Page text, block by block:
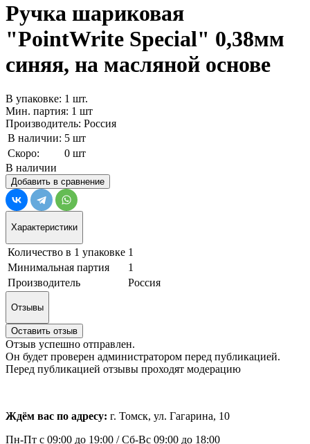
Ручка шариковая
"PointWrite Special" 0,38мм
синяя, на масляной основе
В упаковке: 1 шт.
Мин. партия: 1 шт
Производитель: Россия
В наличии: 5 шт
Скоро:
0 шт
В наличии
Добавить в сравнение
Характеристики
Количество в 1 упаковке 1
Минимальная партия
1
Производитель
Россия
Отзывы
Оставить отзыв
Отзыв успешно отправлен.
Он будет проверен администратором перед публикацией.
Перед публикацией отзывы проходят модерацию
Ждём вас по адресу: г. Томск, ул. Гагарина, 10
Пн-Пт с 09:00 до 19:00 /Сб-Вс 09:00 до 18:00